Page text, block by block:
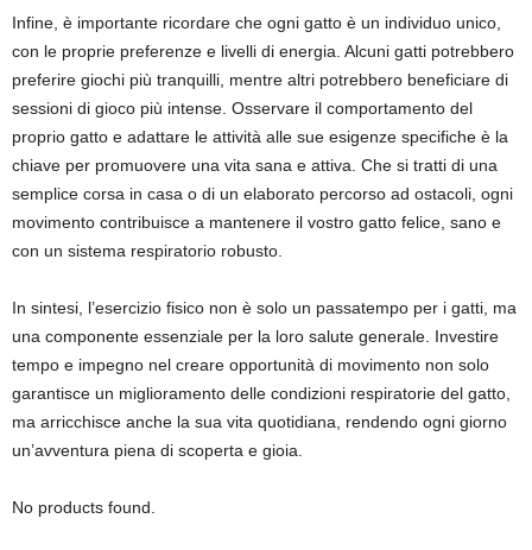
Infine, è importante ricordare che ogni gatto è un individuo unico,
con le proprie preferenze e livelli di energia. Alcuni gatti potrebbero
preferire giochi più tranquilli, mentre altri potrebbero beneficiare di
sessioni di gioco più intense. Osservare il comportamento del
proprio gatto e adattare le attività alle sue esigenze specifiche è la
chiave per promuovere una vita sana e attiva. Che si tratti di una
semplice corsa in casa o di un elaborato percorso ad ostacoli, ogni
movimento contribuisce a mantenere il vostro gatto felice, sano e
con un sistema respiratorio robusto.
In sintesi, l’esercizio fisico non è solo un passatempo per i gatti, ma
una componente essenziale per la loro salute generale. Investire
tempo e impegno nel creare opportunità di movimento non solo
garantisce un miglioramento delle condizioni respiratorie del gatto,
ma arricchisce anche la sua vita quotidiana, rendendo ogni giorno
un’avventura piena di scoperta e gioia.
No products found.